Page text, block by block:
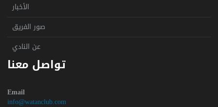
الأخبار
صور الفريق
عن النادي
تواصل معنا
Email
info@watanclub.com